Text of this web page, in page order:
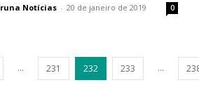
Notícias - 20 de janeiro de 2019 0
... 231 232 233 ...